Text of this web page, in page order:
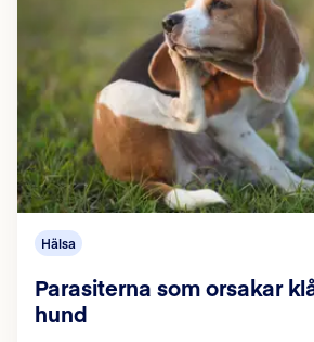
Hälsa
Parasiterna som orsakar
hund